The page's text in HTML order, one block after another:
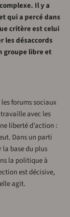
Il y a
qui a percé dans
critère est celui
les désaccords
groupe libre et
forums sociaux
avec les
liberté d’action :
Dans un parti
base du plus
la politique à
est décisive,
agit.